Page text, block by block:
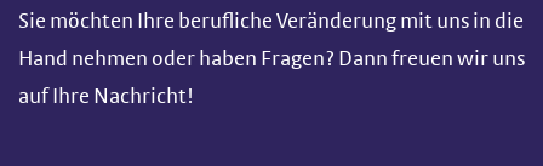
Sie möchten Ihre berufliche Veränderung mit uns in die
Hand nehmen oder haben Fragen? Dann freuen wir uns
auf Ihre Nachricht!